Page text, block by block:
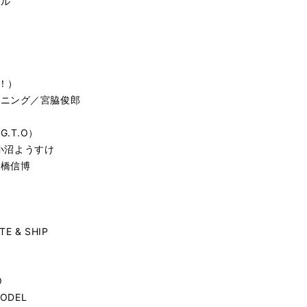
ング／宮脇俊郎
）
ようすけ
信博
& SHIP